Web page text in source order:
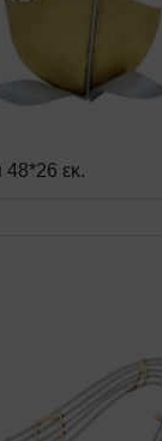
+ΣΤΟ ΚΑΛΑΘΙ
48*26 εκ.